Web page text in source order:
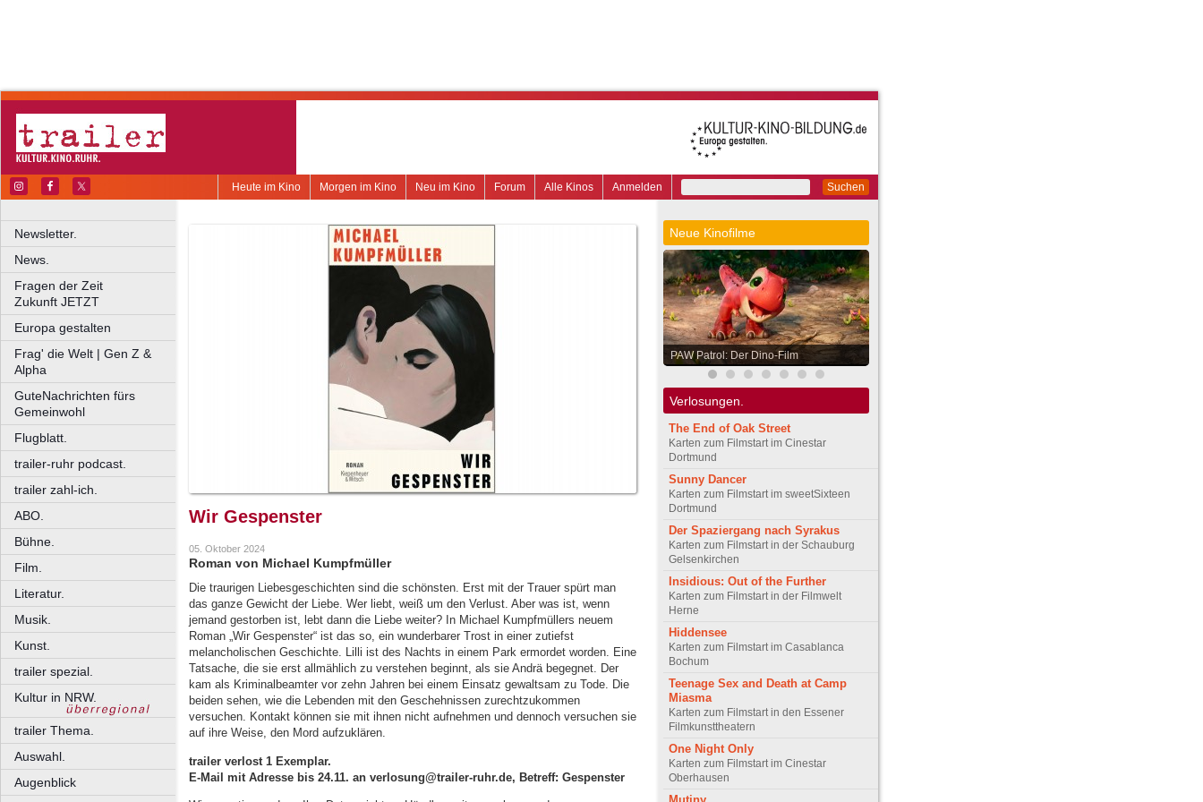
Suchen
Anmelden
Alle Kinos
Forum
Neu im Kino
Morgen im Kino
Heute im Kino
Newsletter.
News.
Fragen der Zeit
Zukunft JETZT
Europa gestalten
Frag' die Welt | Gen Z &
Alpha
GuteNachrichten fürs
Gemeinwohl
Flugblatt.
trailer-ruhr podcast.
trailer zahl-ich.
ABO.
Bühne.
Film.
Literatur.
Musik.
Kunst.
trailer spezial.
Kultur in NRW.
trailer Thema.
Auswahl.
Augenblick
Wir Gespenster
05. Oktober 2024
Roman von Michael Kumpfmüller
Die traurigen Liebesgeschichten sind die schönsten. Erst mit der Trauer spürt man
das ganze Gewicht der Liebe. Wer liebt, weiß um den Verlust. Aber was ist, wenn
jemand gestorben ist, lebt dann die Liebe weiter? In Michael Kumpfmüllers neuem
Roman „Wir Gespenster“ ist das so, ein wunderbarer Trost in einer zutiefst
melancholischen Geschichte. Lilli ist des Nachts in einem Park ermordet worden. Eine
Tatsache, die sie erst allmählich zu verstehen beginnt, als sie Andrä begegnet. Der
kam als Kriminalbeamter vor zehn Jahren bei einem Einsatz gewaltsam zu Tode. Die
beiden sehen, wie die Lebenden mit den Geschehnissen zurechtzukommen
versuchen. Kontakt können sie mit ihnen nicht aufnehmen und dennoch versuchen sie
auf ihre Weise, den Mord aufzuklären.
trailer verlost 1 Exemplar.
E-Mail mit Adresse bis 24.11. an verlosung@trailer-ruhr.de, Betreff: Gespenster
Neue Kinofilme
PAW Patrol: Der Dino-Film
Verlosungen.
The End of Oak Street
Karten zum Filmstart im Cinestar
Dortmund
Sunny Dancer
Karten zum Filmstart im sweetSixteen
Dortmund
Der Spaziergang nach Syrakus
Karten zum Filmstart in der Schauburg
Gelsenkirchen
Insidious: Out of the Further
Karten zum Filmstart in der Filmwelt
Herne
Hiddensee
Karten zum Filmstart im Casablanca
Bochum
Teenage Sex and Death at Camp
Miasma
Karten zum Filmstart in den Essener
Filmkunsttheatern
One Night Only
Karten zum Filmstart im Cinestar
Oberhausen